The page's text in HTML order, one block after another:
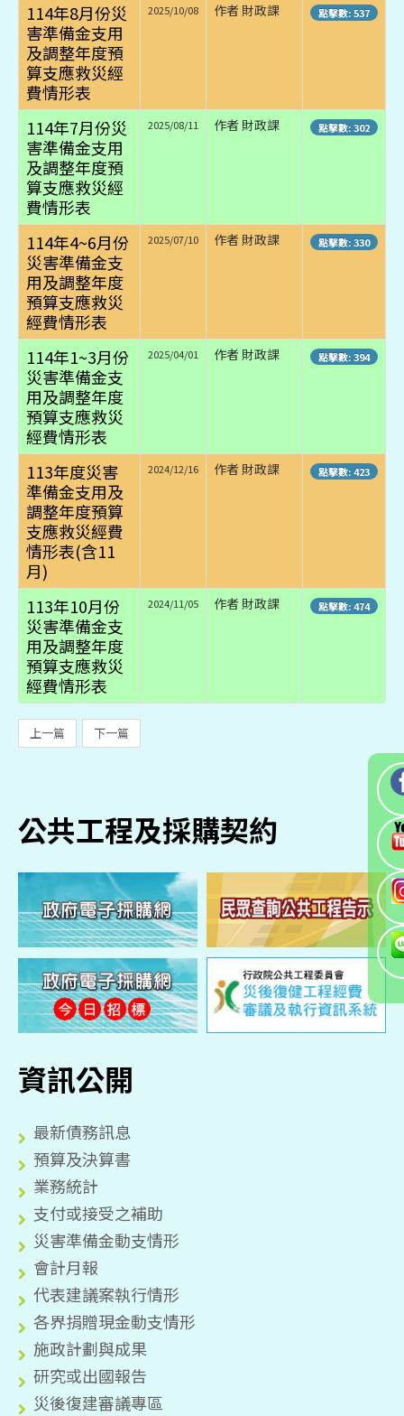
114年8月份災
害準備金支用
及調整年度預
算支應救災經
費情形表
2025/10/08 作者 財政課 點擊數: 537
114年7月份災
害準備金支用
及調整年度預
算支應救災經
費情形表
2025/08/11 作者 財政課 點擊數: 302
114年4~6月份
災害準備金支
用及調整年度
預算支應救災
經費情形表
2025/07/10 作者 財政課 點擊數: 330
114年1~3月份
災害準備金支
用及調整年度
預算支應救災
經費情形表
2025/04/01 作者 財政課 點擊數: 394
113年度災害
準備金支用及
調整年度預算
支應救災經費
情形表(含11
月)
2024/12/16 作者 財政課 點擊數: 423
113年10月份
災害準備金支
用及調整年度
預算支應救災
經費情形表
2024/11/05 作者 財政課 點擊數: 474
上一篇 下一篇
公共工程及採購契約
資訊公開
最新債務訊息
預算及決算書
業務統計
支付或接受之補助
災害準備金動支情形
會計月報
代表建議案執行情形
各界捐贈現金動支情形
施政計劃與成果
研究或出國報告
災後復建審議專區